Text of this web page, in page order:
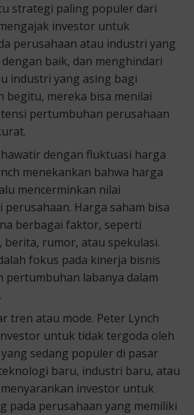
strategi paling populer dari
investor untuk
perusahaan atau industri yang
baik, dan menghindari
industri yang asing bagi
begitu, mereka bisa menilai
pertumbuhan perusahaan
dengan fluktuasi harga
menekankan bahwa harga
mencerminkan nilai
perusahaan. Harga saham bisa
berbagai faktor, seperti
berita, rumor, atau spekulasi.
fokus pada kinerja bisnis
pertumbuhan labanya dalam
tren atau mode. Peter Lynch
untuk tidak tergoda oleh
sedang populer di pasar
baru, industri baru, atau
investor untuk
pada perusahaan yang memiliki